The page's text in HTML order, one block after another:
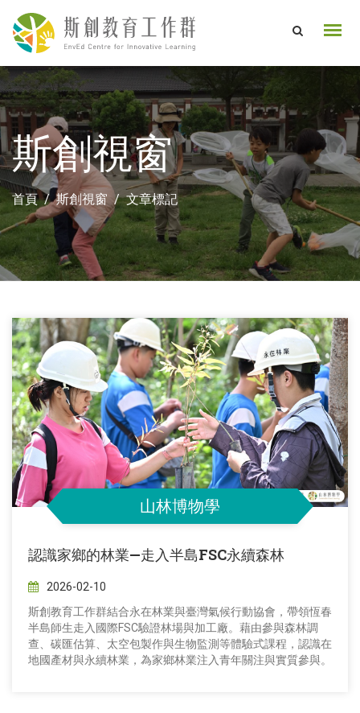
斯創視窗
首頁 斯創視窗 文章標記
山林博物學
認識家鄉的林業—走入半島FSC永續森林
2026-02-10
斯創教育工作群結合永在林業與臺灣氣候行動協會，帶領恆春
半島師生走入國際FSC驗證林場與加工廠。藉由參與森林調
查、碳匯估算、太空包製作與生物監測等體驗式課程，認識在
地國產材與永續林業，為家鄉林業注入青年關注與實質參與。